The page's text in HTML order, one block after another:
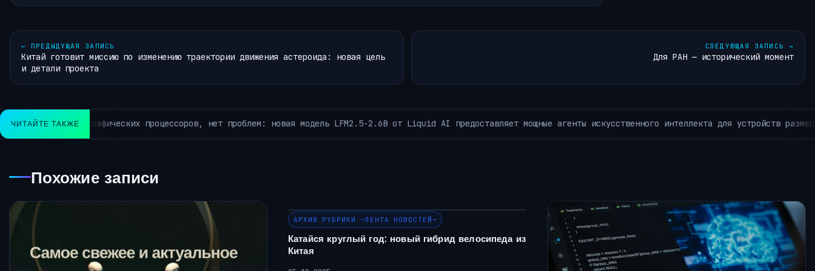
← ПРЕДЫДУЩАЯ ЗАПИСЬ
Китай готовит миссию по изменению траектории движения астероида: новая цель
и детали проекта
СЛЕДУЮЩАЯ ЗАПИСЬ →
Для РАН — исторический момент
ЧИТАЙТЕ ТАКЖЕ
от Liquid AI предоставляет мощные агенты искусственного интеллекта для устройств размером всего лишь с Raspberry Pi. АРХИВ РУБРИКИ ~КОРОТКО ИЗ TELEGRAM~ В
Похожие записи
АРХИВ РУБРИКИ ~ЛЕНТА НОВОСТЕЙ~
Катайся круглый год: новый гибрид велосипеда из
Китая